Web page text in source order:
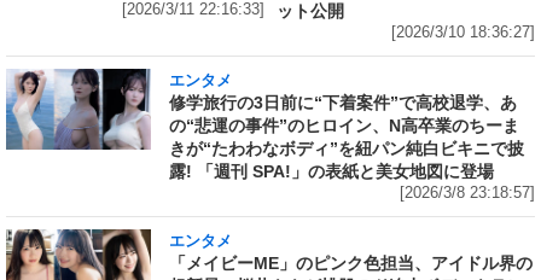
[2026/3/11 22:16:33]
ット公開
[2026/3/10 18:36:27]
エンタメ
修学旅行の3日前に“下着案件”で高校退学、あ
の“悲運の事件”のヒロイン、N高卒業のちーま
きが“たわわなボディ”を紐パン純白ビキニで披
露! 「週刊 SPA!」の表紙と美女地図に登場
[2026/3/8 23:18:57]
エンタメ
「メイビーME」のピンク色担当、アイドル界の